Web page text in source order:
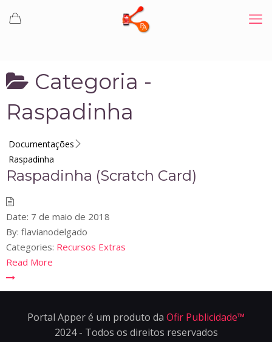
Categoria -
Raspadinha
Documentações
Raspadinha
Raspadinha (Scratch Card)
Date: 7 de maio de 2018
By: flavianodelgado
Categories: Recursos Extras
Read More
Portal Apper é um produto da Ofir Publicidade™
2024 - Todos os direitos reservados